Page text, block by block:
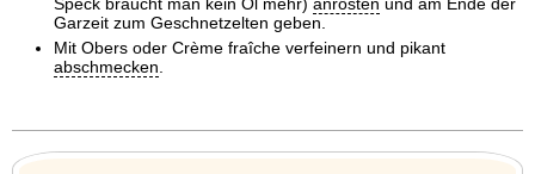
Garzeit zum Geschnetzelten geben.
Mit Obers oder Crème fraîche verfeinern und pikant
abschmecken